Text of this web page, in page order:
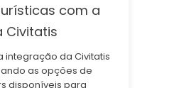
com a
Civitatis
integração da Civitatis
as opções de
disponíveis para